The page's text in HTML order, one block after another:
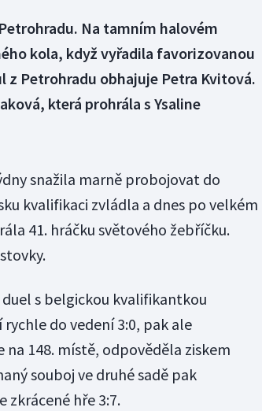
Na tamním halovém
kola, když vyřadila favorizovanou
z Petrohradu obhajuje Petra Kvitová.
která prohrála s Ysaline
snažila marně probojovat do
kvalifikaci zvládla a dnes po velkém
41. hráčku světového žebříčku.
s belgickou kvalifikantkou
do vedení 3:0, pak ale
148. místě, odpověděla ziskem
souboj ve druhé sadě pak
zkrácené hře 3:7.